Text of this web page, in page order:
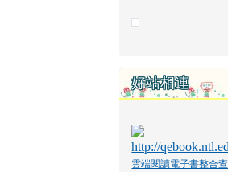
好站相連
雲端閱讀電子書整合查